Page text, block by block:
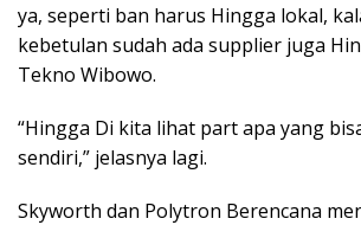
ya, seperti ban harus Hingga lokal,
kebetulan sudah ada supplier juga
Tekno Wibowo.
“Hingga Di kita lihat part apa yang
sendiri,” jelasnya lagi.
Skyworth dan Polytron Berencana